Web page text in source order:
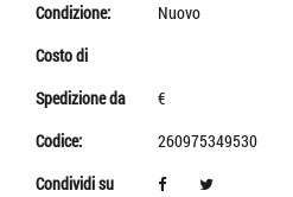
Condizione:
Nuovo
Costo di
Spedizione da
€
Codice:
260975349530
Condividi su